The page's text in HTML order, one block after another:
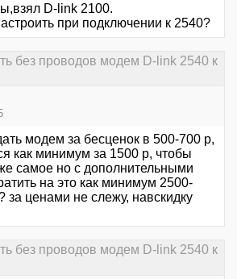
D-link 2100.
при подключении к 2540?
без проводов модем D-link 2540 к
модем за бесценок в 500-700 р,
как минимум за 1500 р, чтобы
самое но с дополнительными
на это как минимум 2500-
за ценами не слежу, навскидку
без проводов модем D-link 2540 к